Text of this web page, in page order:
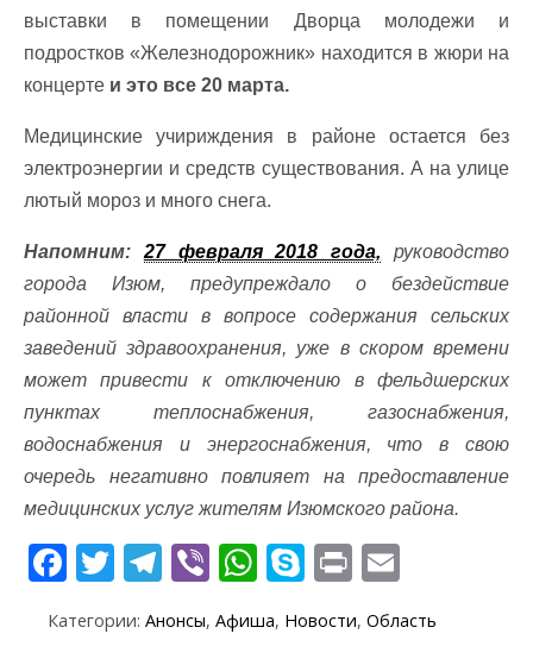
выставки в помещении Дворца молодежи и
подростков «Железнодорожник» находится в жюри на
концерте и это все 20 марта.
Медицинские учириждения в районе остается без
электроэнергии и средств существования. А на улице
лютый мороз и много снега.
Напомним: 27 февраля 2018 года, руководство
города Изюм, предупреждало о бездействие
районной власти в вопросе содержания сельских
заведений здравоохранения, уже в скором времени
может привести к отключению в фельдшерских
пунктах теплоснабжения, газоснабжения,
водоснабжения и энергоснабжения, что в свою
очередь негативно повлияет на предоставление
медицинских услуг жителям Изюмского района.
F
e
T
itt
T
e
Vi
b
er
W
at
S
y
Pr
in
t ai
Категории: Анонсы, Афиша, Новости, Область